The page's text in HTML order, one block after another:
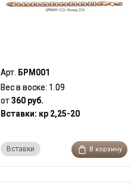
Арт. БРМ001
Вес в воске: 1.09
от360 руб.
Вставки: кр 2,25-20
Вставки В корзину